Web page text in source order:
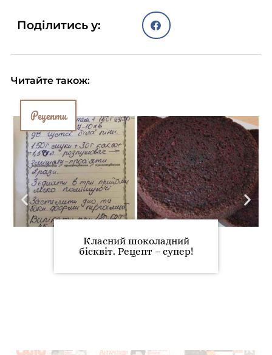
Поділитись у:
Читайте також:
Рецепти
Класний шоколадний
бісквіт. Рецепт – супер!